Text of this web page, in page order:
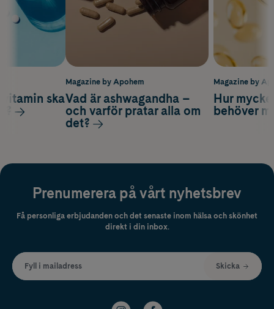
Magazine by
Hur
behöver
ska
Magazine by Apohem
Vad är ashwagandha –
och varför pratar alla om
det?
Prenumerera på vårt nyhetsbrev
Få personliga erbjudanden och det senaste inom hälsa och skönhet
direkt i din inbox.
Fyll i mailadress Skicka